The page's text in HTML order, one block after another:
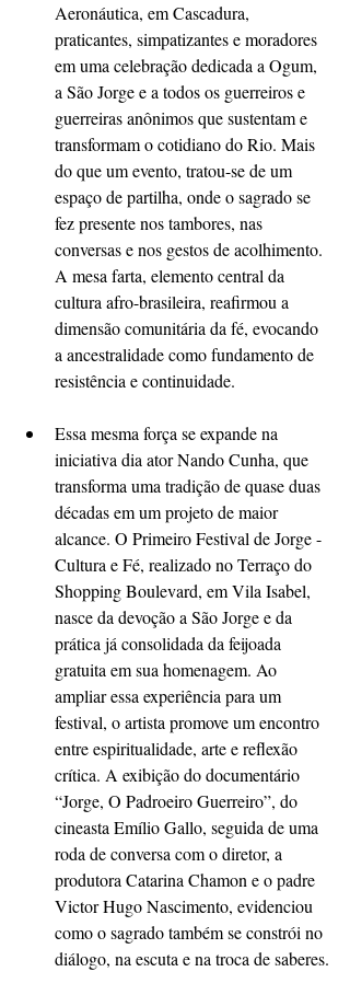
Aeronáutica, em Cascadura,
praticantes, simpatizantes e moradores
em uma celebração dedicada a Ogum,
a São Jorge e a todos os guerreiros e
guerreiras anônimos que sustentam e
transformam o cotidiano do Rio. Mais
do que um evento, tratou-se de um
espaço de partilha, onde o sagrado se
fez presente nos tambores, nas
conversas e nos gestos de acolhimento.
A mesa farta, elemento central da
cultura afro-brasileira, reafirmou a
dimensão comunitária da fé, evocando
a ancestralidade como fundamento de
resistência e continuidade.
Essa mesma força se expande na
iniciativa dia ator Nando Cunha, que
transforma uma tradição de quase duas
décadas em um projeto de maior
alcance. O Primeiro Festival de Jorge -
Cultura e Fé, realizado no Terraço do
Shopping Boulevard, em Vila Isabel,
nasce da devoção a São Jorge e da
prática já consolidada da feijoada
gratuita em sua homenagem. Ao
ampliar essa experiência para um
festival, o artista promove um encontro
entre espiritualidade, arte e reflexão
crítica. A exibição do documentário
“Jorge, O Padroeiro Guerreiro”, do
cineasta Emílio Gallo, seguida de uma
roda de conversa com o diretor, a
produtora Catarina Chamon e o padre
Victor Hugo Nascimento, evidenciou
como o sagrado também se constrói no
diálogo, na escuta e na troca de saberes.